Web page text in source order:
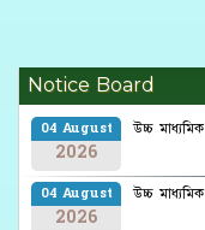
Notice Board
04 August
2026
উচ্চ মাধ্যমিক
04 August
2026
উচ্চ মাধ্যমিক